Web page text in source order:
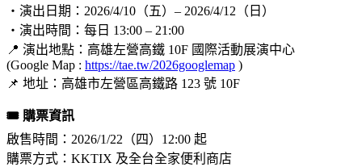
・演出日期：2026/4/10（五）– 2026/4/12（日）
・演出時間：每日 13:00 – 21:00
📍 演出地點：高雄左營高鐵 10F 國際活動展演中心
(Google Map : https://tae.tw/2026googlemap )
📌 地址：高雄市左營區高鐵路 123 號 10F
🎟 購票資訊
啟售時間：2026/1/22（四）12:00 起
購票方式：KKTIX 及全台全家便利商店